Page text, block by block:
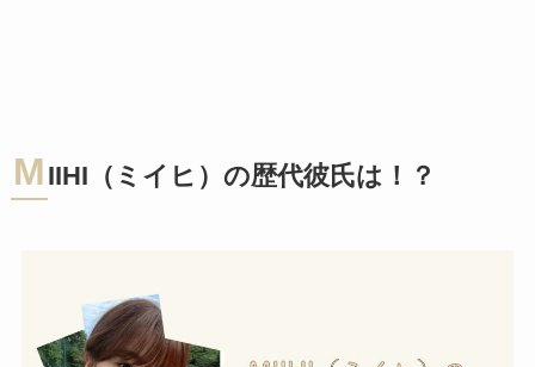
M IIHI（ミイヒ）の歴代彼氏は！？